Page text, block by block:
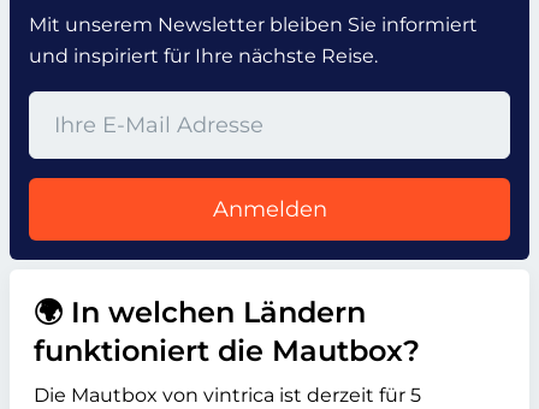
Mit unserem Newsletter bleiben Sie informiert
und inspiriert für Ihre nächste Reise.
Anmelden
🌍 In welchen Ländern
funktioniert die Mautbox?
Die Mautbox von vintrica ist derzeit für 5